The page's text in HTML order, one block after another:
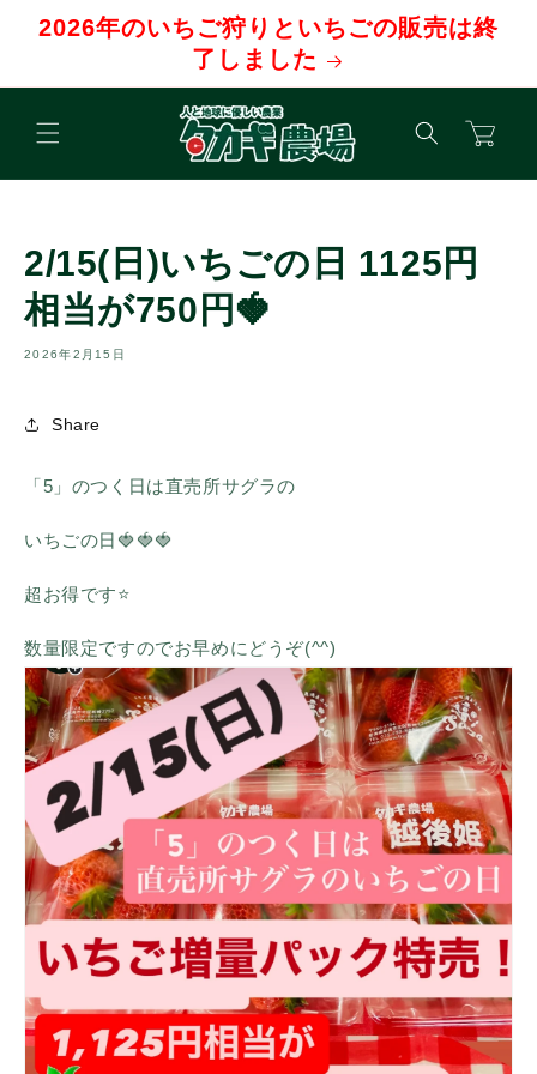
ンツに
2026年のいちご狩りといちごの販売は終
了しました
ー
2/15(日)いちごの日 1125円
相当が750円🍓
2026年2月15日
Share
「5」のつく日は直売所サグラの
いちごの日🍓🍓🍓
超お得です⭐️
数量限定ですのでお早めにどうぞ(^^)